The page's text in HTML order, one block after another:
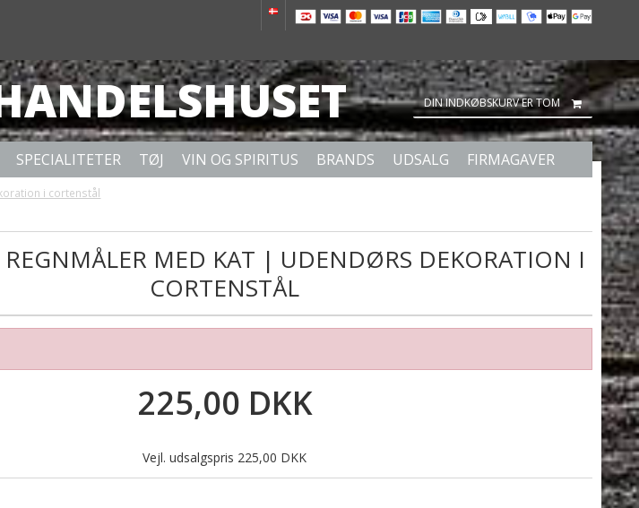
DIN INDKØBSKURV ER TOM
SPECIALITETER TØJ VIN OG SPIRITUS BRANDS UDSALG FIRMAGAVER
i cortenstål
REGNMÅLER MED KAT | UDENDØRS DEKORATION I
CORTENSTÅL
225,00 DKK
Vejl. udsalgspris 225,00 DKK